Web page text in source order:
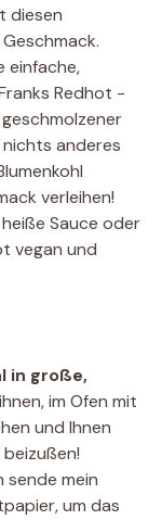
diesen
einfache,
Redhot -
anderes
verleihen!
Sauce oder
vegan und
in große,
im Ofen mit
und Ihnen
beizußen!
sende mein
um das